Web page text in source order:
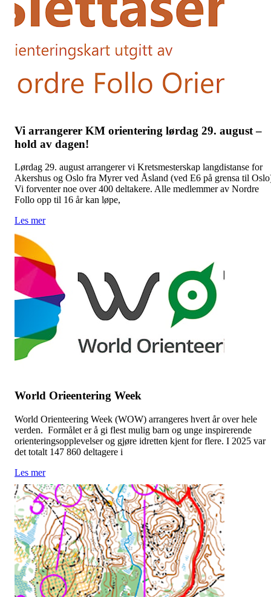
Vi arrangerer KM orientering lørdag 29. august –
hold av dagen!
Lørdag 29. august arrangerer vi Kretsmesterskap langdistanse for
Akershus og Oslo fra Myrer ved Åsland (ved E6 på grensa til
Vi forventer noe over 400 deltakere. Alle medlemmer av Nordre
Follo opp til 16 år kan løpe,
Les mer
World Orieentering Week
World Orienteering Week (WOW) arrangeres hvert år over hele
verden. Formålet er å gi flest mulig barn og unge inspirerende
orienteringsopplevelser og gjøre idretten kjent for flere. I 2025 var
det totalt 147 860 deltagere i
Les mer